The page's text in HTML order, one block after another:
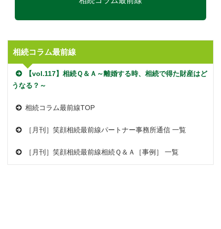
相続コラム最前線
【vol.117】相続Ｑ＆Ａ～離婚する時、相続で得た財産はど
うなる？～
相続コラム最前線TOP
［月刊］笑顔相続最前線パートナー事務所通信 一覧
［月刊］笑顔相続最前線相続Ｑ＆Ａ［事例］ 一覧